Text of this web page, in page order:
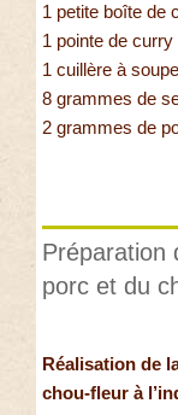
1 petite boîte de
1 pointe de
1 cuillère à
8 grammes de
2 grammes de
Préparation
porc et du
Réalisation de
chou-fleur à